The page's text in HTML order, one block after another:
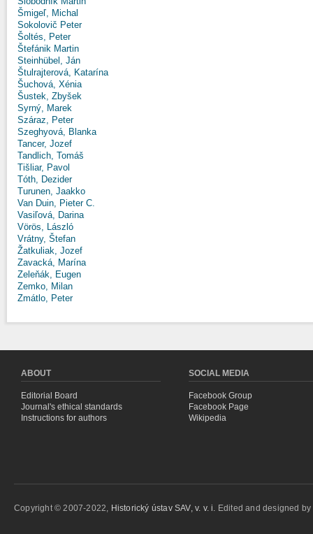
Šmigeľ, Michal
Sokolovič Peter
Šoltés, Peter
Štefánik Martin
Steinhübel, Ján
Štulrajterová, Katarína
Šuchová, Xénia
Šustek, Zbyšek
Syrný, Marek
Száraz, Peter
Szeghyová, Blanka
Tancer, Jozef
Tandlich, Tomáš
Tišliar, Pavol
Tóth, Dezider
Turunen, Jaakko
Van Duin, Pieter C.
Vasiľová, Darina
Vörös, László
Vrátny, Štefan
Žatkuliak, Jozef
Zavacká, Marína
Zeleňák, Eugen
Zemko, Milan
Zmátlo, Peter
ABOUT
Editorial Board
Journal's ethical standards
Instructions for authors
SOCIAL MEDIA
Facebook Group
Facebook Page
Wikipedia
Copyright © 2007-2022, Historický ústav SAV, v. v. i. Edited and designed by